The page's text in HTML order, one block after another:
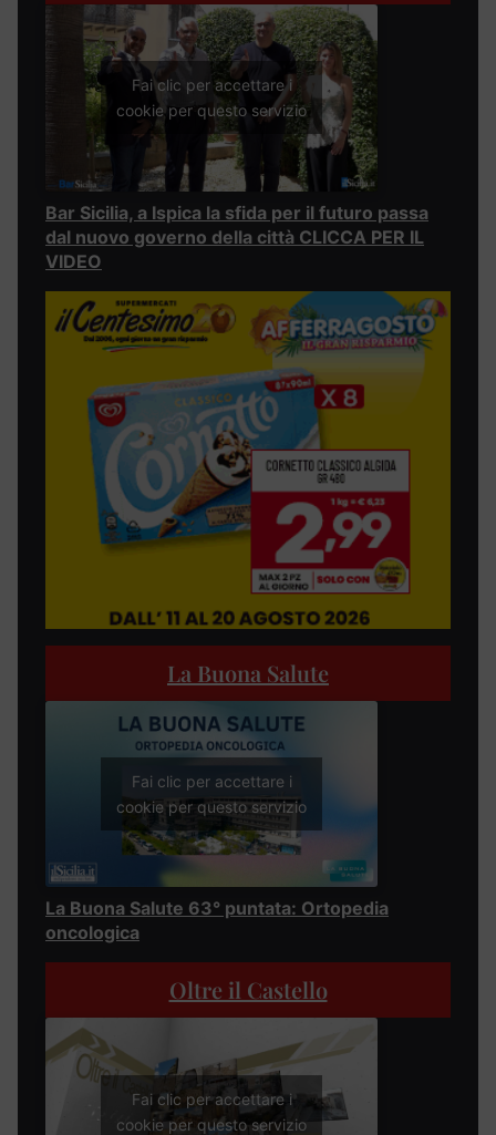
Fai clic per accettare i
cookie per questo servizio
Bar Sicilia, a Ispica la sfida per il futuro passa
dal nuovo governo della città CLICCA PER IL
VIDEO
La Buona Salute
Fai clic per accettare i
cookie per questo servizio
La Buona Salute 63° puntata: Ortopedia
oncologica
Oltre il Castello
Fai clic per accettare i
cookie per questo servizio